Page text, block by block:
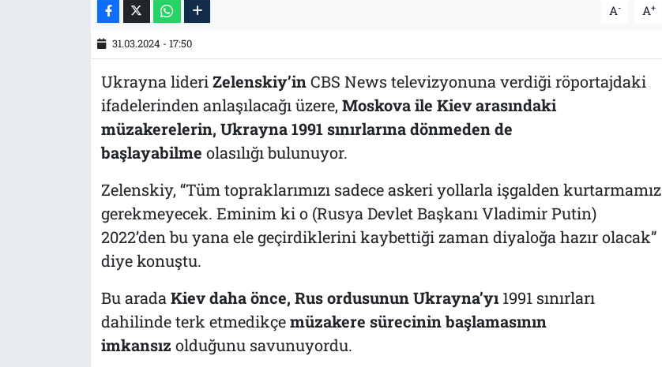
A- A+
31.03.2024 - 17:50
Ukrayna lideriZelenskiy’inCBS News televizyonuna verdiği röportajdaki
ifadelerinden anlaşılacağı üzere, Moskova ile Kiev arasındaki
müzakerelerin, Ukrayna 1991 sınırlarına dönmeden de
başlayabilme olasılığı bulunuyor.
Zelenskiy, “Tüm topraklarımızı sadece askeri yollarla işgalden kurtarmamız
gerekmeyecek. Eminim ki o (Rusya Devlet Başkanı Vladimir Putin)
2022’den bu yana ele geçirdiklerini kaybettiği zaman diyaloğa hazır olacak”
diye konuştu.
Bu arada Kiev daha önce, Rus ordusunun Ukrayna’yı1991 sınırları
dahilinde terk etmedikçemüzakere sürecinin başlamasının
imkansız olduğunu savunuyordu.